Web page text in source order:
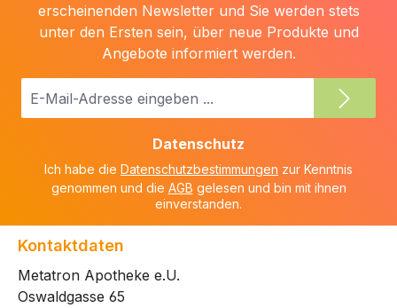
erscheinenden Newsletter und Sie werden stets
unter den Ersten sein, über neue Produkte und
Angebote informiert werden.
E-
Datenschutz
Ich habe die Datenschutzbestimmungen zur Kenntnis
genommen und die AGB gelesen und bin mit ihnen
einverstanden.
Kontaktdaten
Metatron Apotheke e.U.
Oswaldgasse 65